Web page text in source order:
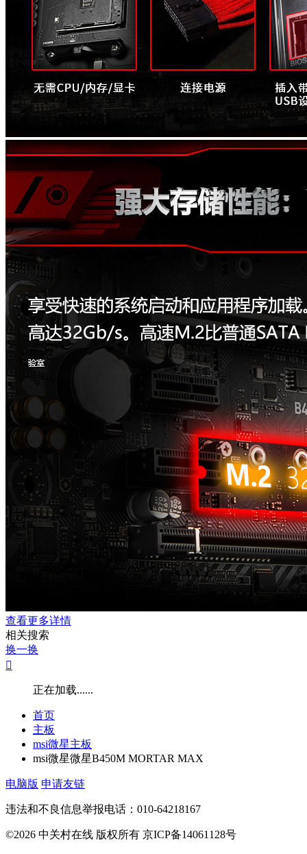
查看更多详情
相关搜索
换一换

正在加载......
首页
主板
msi微星主板
msi微星微星B450M MORTAR MAX
电脑版 申请友链
违法和不良信息举报电话：010-64218167
©2026 中关村在线 版权所有 京ICP备14061128号